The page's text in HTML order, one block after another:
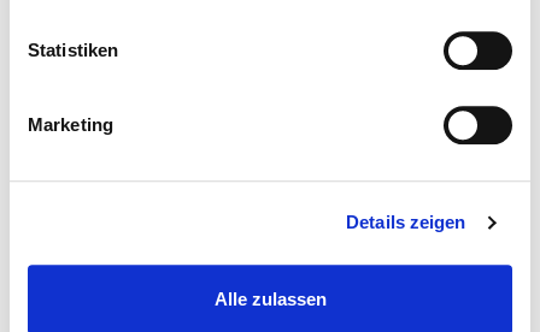
Statistiken
Marketing
Details zeigen
Alle zulassen